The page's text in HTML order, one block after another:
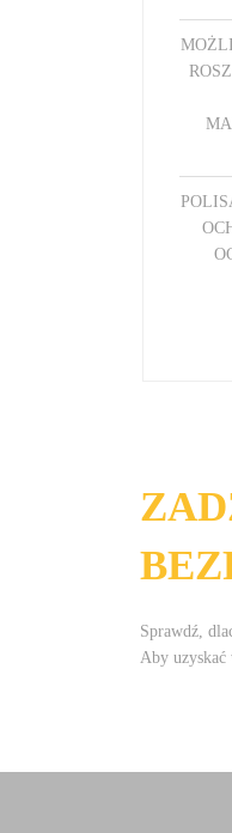
Sprawdź,
Aby uzyskać